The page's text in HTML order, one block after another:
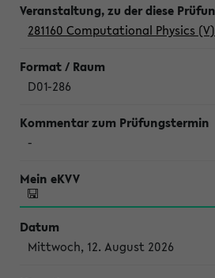
281160 Computational Physics (V)
D01-286
-
Mittwoch, 12. August 2026